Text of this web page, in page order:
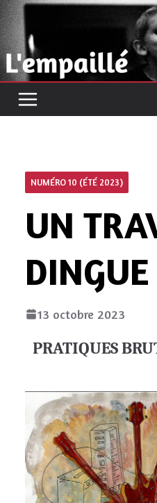
Passer
au
contenu
NUMÉRO 10 (ÉTÉ 2023)
UN
13 octobre 2023
PRATIQUES